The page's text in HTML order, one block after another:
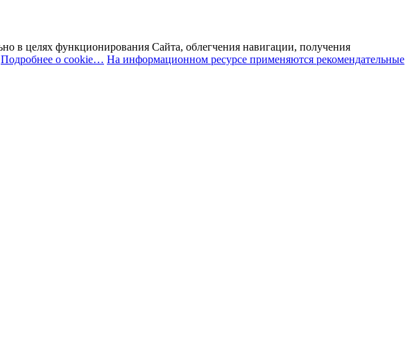
в целях функционирования Сайта, облегчения навигации, получения
Подробнее о cookie… На информационном ресурсе применяются рекомендательные